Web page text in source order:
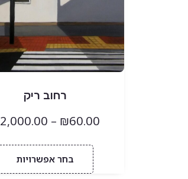
רחוב ריק
₪60.00
–
2,000.00
בחר אפשרויות